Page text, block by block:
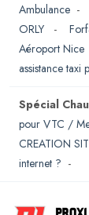
Ambulance -
ORLY
-
Aéroport Nice
assistance taxi
Spécial
pour VTC /
CREATION
internet ? -